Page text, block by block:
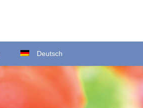
Ortsstraße 22
D-35423 Lich/Ober-Bessingen
Deutsch